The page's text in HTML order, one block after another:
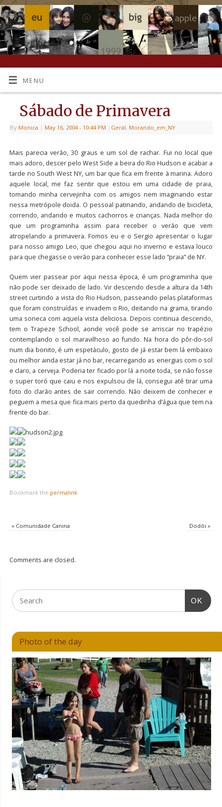
MENU
Sábado de Primavera
By Monica | May 16, 2004 - 10:44 PM | Geral, Morando_em_NY
Mais parecia verão, 30 graus e um sol de rachar. Fui no local que
mais adoro, descer pelo West Side a beira do Rio Hudson e acabar a
tarde no South West NY, um bar que fica em frente à marina. Adoro
aquele local, me faz sentir que estou em uma cidade de praia,
tomando minha cervejinha com os amigos nem imaginando estar
nessa metrópole doida. O pessoal patinando, andando de bicicleta,
correndo, andando e muitos cachorros e crianças. Nada melhor do
que um programinha assim para receber o verão que vem
atropelando a primavera. Fomos eu e o Sergio apresentar o lugar
para nosso amigo Leo, que chegou aqui no inverno e estava louco
para que chegasse o verão para conhecer esse lado “praia” de NY.
Quem vier passear por aqui nessa época, é um programinha que
não pode ser deixado de lado. Vir descendo desde a altura da 14th
street curtindo a vista do Rio Hudson, passeando pelas plataformas
que foram construídas e invadem o Rio, deitando na grama, tirando
uma soneca com aquela vista deliciosa. Depois continua descendo,
tem o Trapeze School, aonde você pode se arriscar no trapézio
contemplando o sol maravilhoso ao fundo. Na hora do pôr-do-sol
num dia bonito, é um espetáculo, gosto de já estar bem lá embaixo
ou melhor ainda estar já no bar, recarregando as energias com o sol
e claro, a cerveja. Poderia ter ficado por lá a noite toda, se não fosse
o super toró que caiu e nos expulsou de lá, consegui até tirar uma
foto do clarão antes de sair correndo. Não deixem de conhecer e
peguem a mesa que fica mais perto da quedinha d’água que tem na
frente do bar.
Bookmark the permalink.
«Comunidade Canina Dodói»
Comments are closed.
OK
Photo of the day